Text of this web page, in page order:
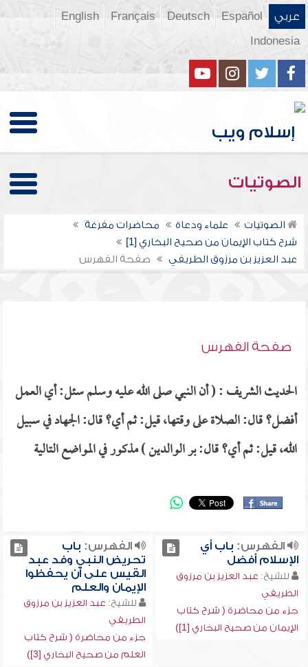
عربي Español
Deutsch
Français
English
Indonesia
الصوتيات
الصوتيات علماء ودعاة
محاضرات مفرغة
شرح كتاب الإيمان من صحيح البخاري [1]
عبد العزيز بن مرزوق الطريفي
صفحة الفهرس
صفحة الفهرس
الحديث الشريف : ( أن النبي صلى الله عليه وسلم سئل: أي العمل
أفضل؟ قال: الصلاة على وقتها، قيل: ثم أي؟ قال: الجهاد في سبيل
الله، قيل: ثم أي؟ قال: بر الوالدين ) مذكور في المواضع التالية
الفهرس: باب أي
الإسلام أفضل
للشيخ: عبد العزيز بن مرزوق
الطريفي
جزء من محاضرة ( شرح كتاب
الإيمان من صحيح البخاري [1])
الفهرس: باب
تحريض النبي وفد عبد
القيس على أن يحفظوا
الإيمان والعلم
للشيخ: عبد العزيز بن مرزوق
الطريفي
جزء من محاضرة ( شرح كتاب
العلم من صحيح البخاري [3])